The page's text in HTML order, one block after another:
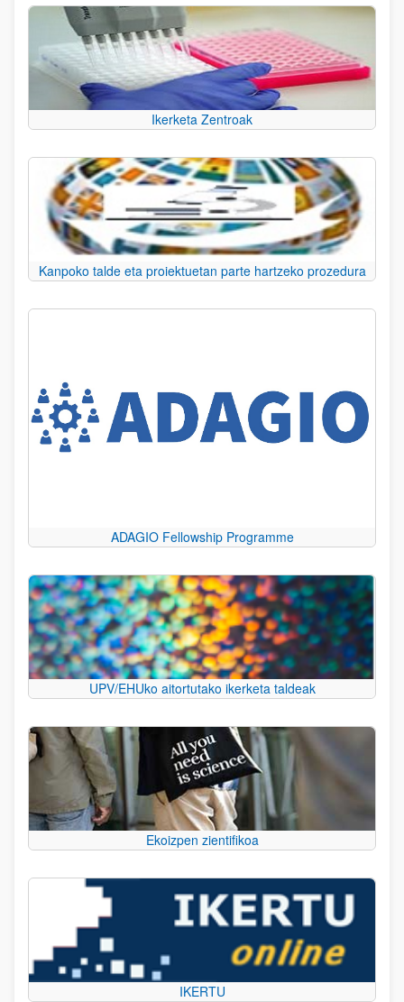
Ikerketa Zentroak
Kanpoko talde eta proiektuetan parte hartzeko prozedura
ADAGIO Fellowship Programme
UPV/EHUko aitortutako ikerketa taldeak
Ekoizpen zientifikoa
IKERTU